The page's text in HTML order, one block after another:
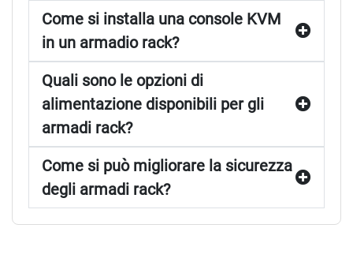
Come si installa una console KVM
in un armadio rack?
Quali sono le opzioni di
alimentazione disponibili per gli
armadi rack?
Come si può migliorare la sicurezza
degli armadi rack?